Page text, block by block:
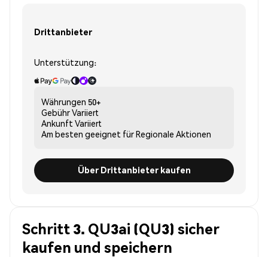
Drittanbieter
Unterstützung:
Währungen 50+
GebührVariiert
Ankunft Variiert
Am besten geeignet fürRegionale Aktionen
Über Drittanbieter kaufen
Schritt 3. QU3ai (QU3) sicher
kaufen und speichern